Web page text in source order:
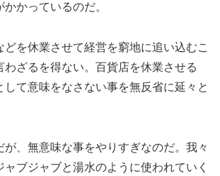
かっているのだ。
どを休業させて経営を窮地に追い込むこ
わざるを得ない。百貨店を休業させる
して意味をなさない事を無反省に延々と
が、無意味な事をやりすぎなのだ。我々
ャブジャブと湯水のように使われていく